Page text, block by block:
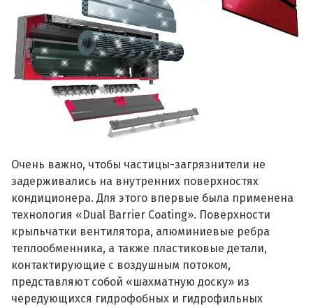
Очень важно, чтобы частицы-загрязнители не
задерживались на внутренних поверхностях
кондиционера. Для этого впервые была применена
технология «Dual Barrier Coating». Поверхности
крыльчатки вентилятора, алюминиевые ребра
теплообменника, а также пластиковые детали,
контактирующие с воздушным потоком,
представляют собой «шахматную доску» из
чередующихся гидрофобных и гидрофильных